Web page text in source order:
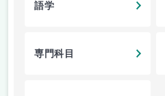
語学
専門科目